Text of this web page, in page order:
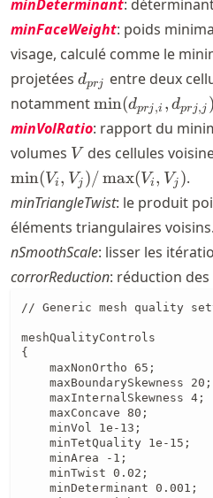
minDeterminant:
minFaceWeight: poids
visage, calculé comme le
projetées d_{prj}
dprj entre deux
notamment\min
(d_{prj,
d_{prj,
j}) /
(d_{prj,
i} +
d_{prj,
j})
min(dprj,i , dprj,j )
minVolRatio: rapport du
volumes V
V des cellules
min(Vi , Vj )/max(Vi , Vj ).
minTriangleTwist: le produit
éléments triangulaires voisins.
nSmoothScale: lisser les
corrorReduction: réduction
// Generic mesh quality
meshQualityControls
{
maxNonOrtho 65;
    maxBoundarySkewness 20;
maxInternalSkewness 4;
    maxConcave 80;
    minVol 1e-13;
    minTetQuality 1e-15;
    minArea -1;
    minTwist 0.02;
    minDeterminant 0.001;